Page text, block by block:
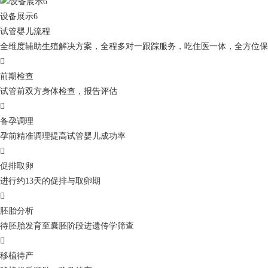
设备展示6
试管婴儿流程
全维度辅助生殖解决方案，全程多对一跟踪服务，吃住医一体，全方位

前期检查
试管前双方身体检查，报告评估

备孕调理
孕前精准调理提高试管婴儿成功率

促排取卵
进行约13天的促排与取卵期

胚胎分析
待胚胎发育至囊胚阶段进遗传学筛查

移植待产